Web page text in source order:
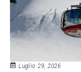
Luglio 29, 2026